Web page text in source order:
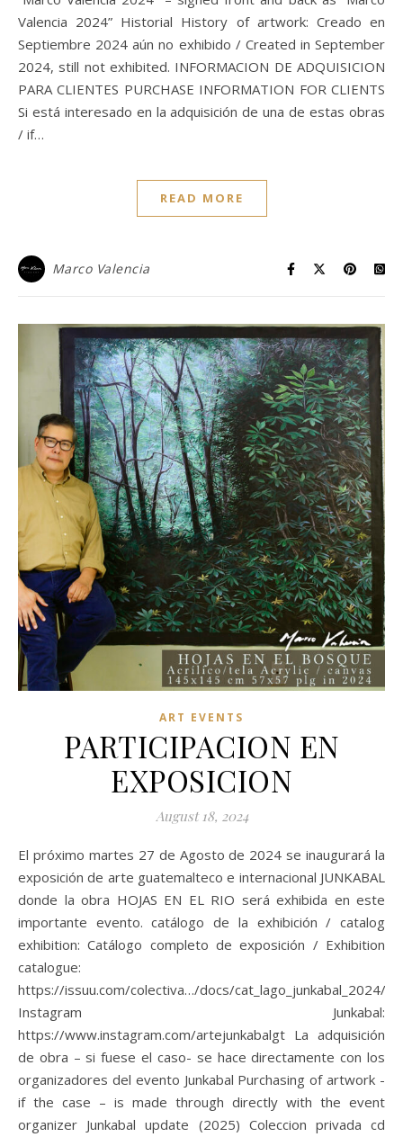
Valencia 2024” Historial History of artwork: Creado en
Septiembre 2024 aún no exhibido / Created in September
2024, still not exhibited. INFORMACION DE ADQUISICION
PARA CLIENTES PURCHASE INFORMATION FOR CLIENTS
Si está interesado en la adquisición de una de estas obras
/ if…
READ MORE
Marco Valencia
ART EVENTS
PARTICIPACION EN
EXPOSICION
August 18, 2024
El próximo martes 27 de Agosto de 2024 se inaugurará la
exposición de arte guatemalteco e internacional JUNKABAL
donde la obra HOJAS EN EL RIO será exhibida en este
importante evento. catálogo de la exhibición / catalog
exhibition: Catálogo completo de exposición / Exhibition
catalogue:
https://issuu.com/colectiva…/docs/cat_lago_junkabal_2024/2
Instagram Junkabal:
https://www.instagram.com/artejunkabalgt La adquisición
de obra – si fuese el caso- se hace directamente con los
organizadores del evento Junkabal Purchasing of artwork -
if the case – is made through directly with the event
organizer Junkabal update (2025) Coleccion privada cd